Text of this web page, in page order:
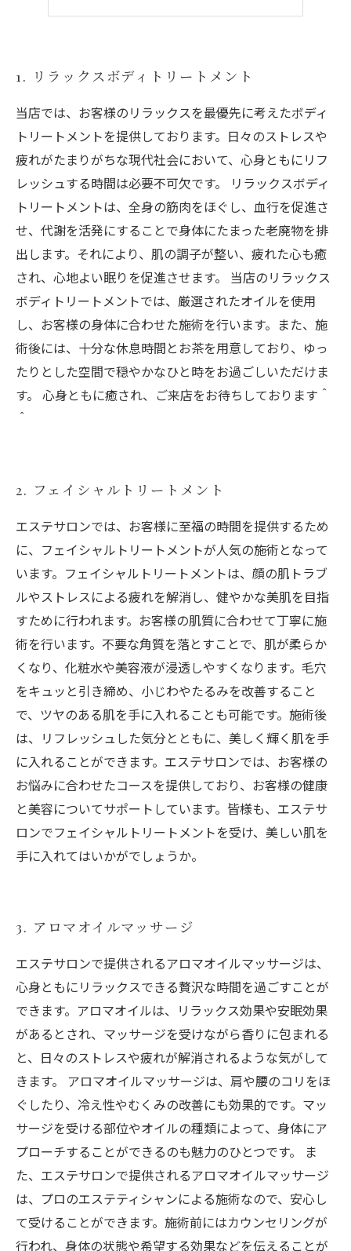
1. リラックスボディトリートメント
当店では、お客様のリラックスを最優先に考えたボディ
トリートメントを提供しております。日々のストレスや
疲れがたまりがちな現代社会において、心身ともにリフ
レッシュする時間は必要不可欠です。 リラックスボディ
トリートメントは、全身の筋肉をほぐし、血行を促進さ
せ、代謝を活発にすることで身体にたまった老廃物を排
出します。それにより、肌の調子が整い、疲れた心も癒
され、心地よい眠りを促進させます。 当店のリラックス
ボディトリートメントでは、厳選されたオイルを使用
し、お客様の身体に合わせた施術を行います。また、施
術後には、十分な休息時間とお茶を用意しており、ゆっ
たりとした空間で穏やかなひと時をお過ごしいただけま
す。 心身ともに癒され、ご来店をお待ちしております＾
＾
2. フェイシャルトリートメント
エステサロンでは、お客様に至福の時間を提供するため
に、フェイシャルトリートメントが人気の施術となって
います。フェイシャルトリートメントは、顔の肌トラブ
ルやストレスによる疲れを解消し、健やかな美肌を目指
すために行われます。お客様の肌質に合わせて丁寧に施
術を行います。不要な角質を落とすことで、肌が柔らか
くなり、化粧水や美容液が浸透しやすくなります。毛穴
をキュッと引き締め、小じわやたるみを改善すること
で、ツヤのある肌を手に入れることも可能です。施術後
は、リフレッシュした気分とともに、美しく輝く肌を手
に入れることができます。エステサロンでは、お客様の
お悩みに合わせたコースを提供しており、お客様の健康
と美容についてサポートしています。皆様も、エステサ
ロンでフェイシャルトリートメントを受け、美しい肌を
手に入れてはいかがでしょうか。
3. アロマオイルマッサージ
エステサロンで提供されるアロマオイルマッサージは、
心身ともにリラックスできる贅沢な時間を過ごすことが
できます。アロマオイルは、リラックス効果や安眠効果
があるとされ、マッサージを受けながら香りに包まれる
と、日々のストレスや疲れが解消されるような気がして
きます。 アロマオイルマッサージは、肩や腰のコリをほ
ぐしたり、冷え性やむくみの改善にも効果的です。マッ
サージを受ける部位やオイルの種類によって、身体にア
プローチすることができるのも魅力のひとつです。 ま
た、エステサロンで提供されるアロマオイルマッサージ
は、プロのエステティシャンによる施術なので、安心し
て受けることができます。施術前にはカウンセリングが
行われ、身体の状態や希望する効果などを伝えることが